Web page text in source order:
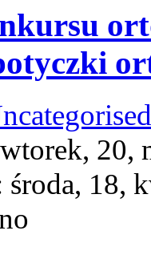
20,
18,